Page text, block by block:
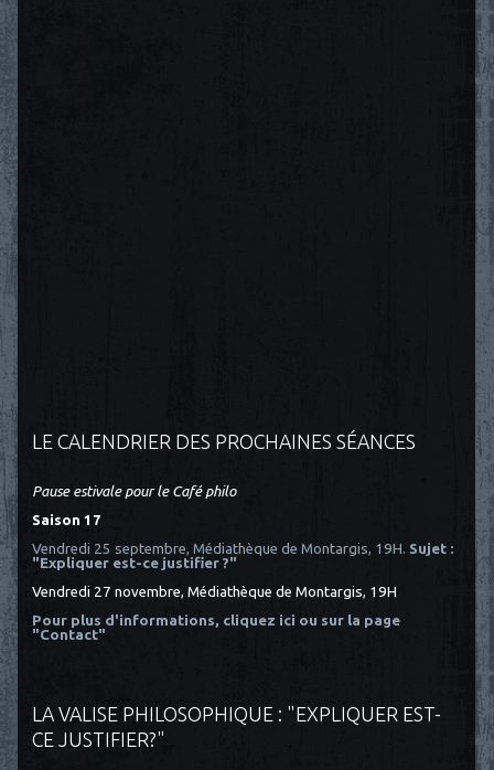
LE CALENDRIER DES PROCHAINES SÉANCES
Pause estivale pour le Café philo
Saison 17
Vendredi 25 septembre, Médiathèque de Montargis, 19H. Sujet :
"Expliquer est-ce justifier ?"
Vendredi 27 novembre, Médiathèque de Montargis, 19H
Pour plus d'informations, cliquez ici ou sur la page
"Contact"
LA VALISE PHILOSOPHIQUE : "EXPLIQUER EST-
CE JUSTIFIER?"